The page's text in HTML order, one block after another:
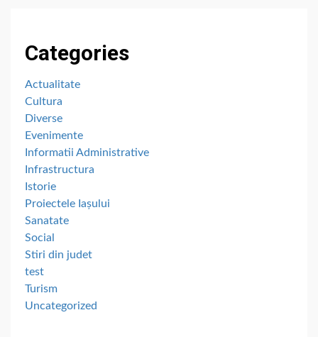
Categories
Actualitate
Cultura
Diverse
Evenimente
Informatii Administrative
Infrastructura
Istorie
Proiectele Iașului
Sanatate
Social
Stiri din judet
test
Turism
Uncategorized